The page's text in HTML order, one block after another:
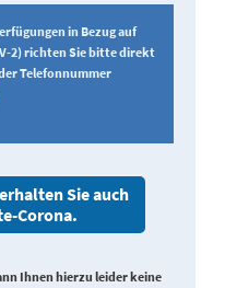
in Bezug auf
2) richten Sie bitte direkt
Telefonnummer
Sie auch
Corona.
Ihnen hierzu leider keine